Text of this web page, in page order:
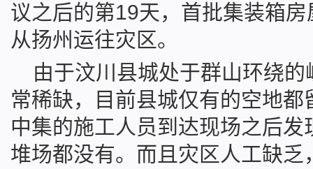
议之后的第19天，首批集装箱
从扬州运往灾区。
由于汶川县城处于群山环绕
常稀缺，目前县城仅有的空地
中集的施工人员到达现场之后
堆场都没有。而且灾区人工缺